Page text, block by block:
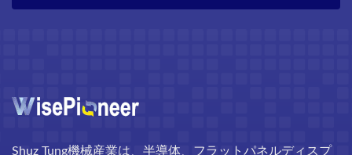
Shuz Tung機械産業は、半導体、フラットパネルディスプ